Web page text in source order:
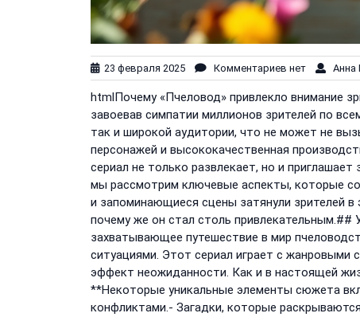
23 февраля 2025 Комментариев нет Анна
htmlПочему «Пчеловод» привлекло внимание
завоевав симпатии миллионов зрителей по
так и широкой аудитории, что не может не
персонажей и высококачественная
сериал не только развлекает, но и
мы рассмотрим ключевые аспекты, которые
и запоминающиеся сцены затянули зрителей
почему же он стал столь
захватывающее путешествие в мир
ситуациями. Этот сериал играет с жанровыми
эффект неожиданности. Как и в настоящей
**Некоторые уникальные элементы сюжета
конфликтами.- Загадки, которые